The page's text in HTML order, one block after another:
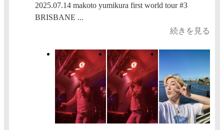
2025.07.14 makoto yumikura first world tour #3
BRISBANE ...
続きを見る